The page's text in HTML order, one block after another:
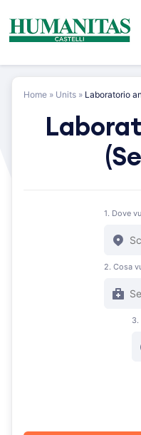
content
Home » Units » Laboratorio
1. Dove
2. Cosa
3.